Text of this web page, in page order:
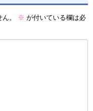
。 ※ が付いている欄は必